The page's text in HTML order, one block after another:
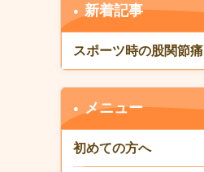
新着記事
スポーツ時の股関節痛
メニュー
初めての方へ